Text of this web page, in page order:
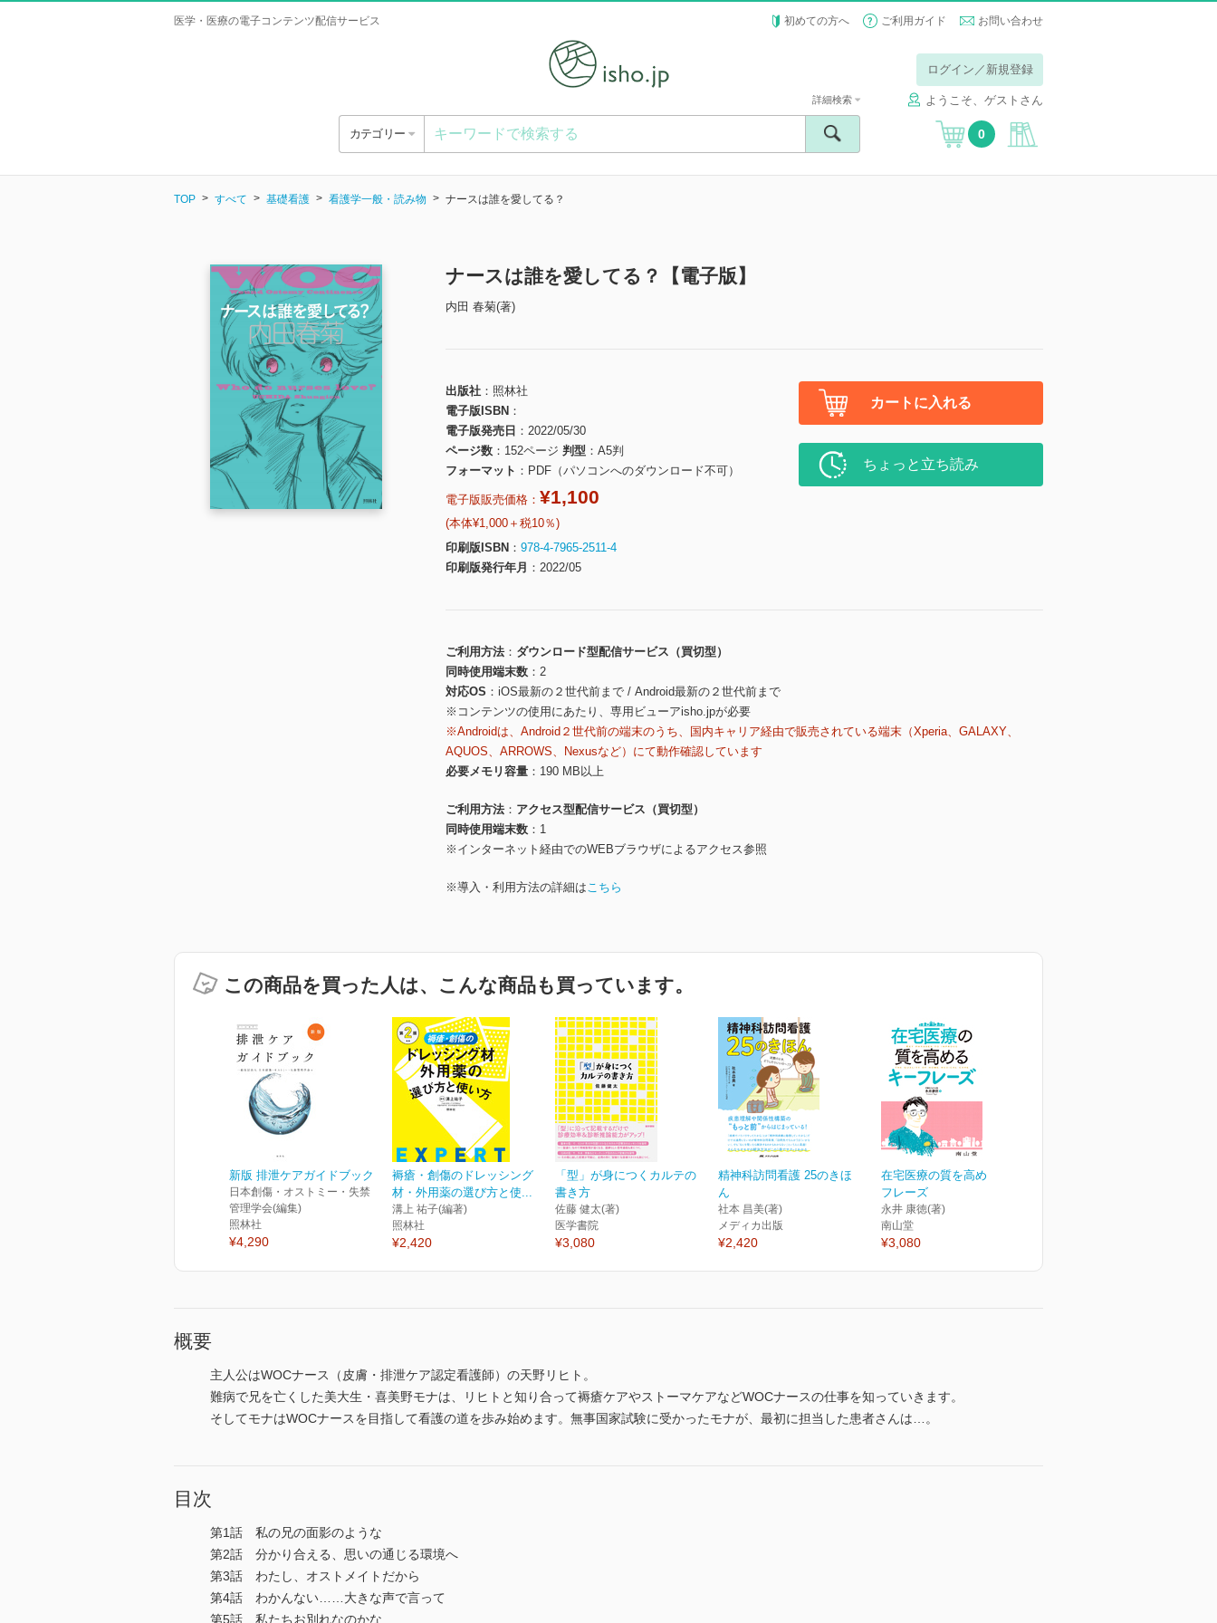
医学・医療の電子コンテンツ配信サービス 初めての方へ ご利用ガイド お問い合わせ
ログイン／新規登録
ようこそ、ゲストさん
カテゴリー
詳細検索
0
TOP すべて 基礎看護 看護学一般・読み物 ナースは誰を愛してる？
ナースは誰を愛してる？【電子版】
内田 春菊(著)
出版社
照林社
電子版ISBN
電子版発売日
2022/05/30
ページ数
152ページ 判型
A5判
フォーマット
PDF（パソコンへのダウンロード不可）
電子版販売価格： ¥1,100
(本体¥1,000＋税10％)
印刷版ISBN
978-4-7965-2511-4
印刷版発行年月
2022/05
カートに入れる
ちょっと立ち読み
ご利用方法
ダウンロード型配信サービス（買切型）
同時使用端末数
2
対応OS
iOS最新の２世代前まで / Android最新の２世代前まで
※コンテンツの使用にあたり、専用ビューアisho.jpが必要
※Androidは、Android２世代前の端末のうち、国内キャリア経由で販売されている端末（Xperia、GALAXY、
AQUOS、ARROWS、Nexusなど）にて動作確認しています
必要メモリ容量
190 MB以上
ご利用方法
アクセス型配信サービス（買切型）
同時使用端末数
1
※インターネット経由でのWEBブラウザによるアクセス参照
※導入・利用方法の詳細はこちら
この商品を買った人は、こんな商品も買っています。
新版 排泄ケアガイドブック
日本創傷・オストミー・失禁
管理学会(編集)
照林社
¥4,290
褥瘡・創傷のドレッシング
材・外用薬の選び方と使...
溝上 祐子(編著)
照林社
¥2,420
「型」が身につくカルテの
書き方
佐藤 健太(著)
医学書院
¥3,080
精神科訪問看護 25のきほ
ん
社本 昌美(著)
メディカ出版
¥2,420
在宅医療の質を高めるキー
フレーズ
永井 康徳(著)
南山堂
¥3,080
概要
主人公はWOCナース（皮膚・排泄ケア認定看護師）の天野リヒト。
難病で兄を亡くした美大生・喜美野モナは、リヒトと知り合って褥瘡ケアやストーマケアなどWOCナースの仕事を知っていきます。
そしてモナはWOCナースを目指して看護の道を歩み始めます。無事国家試験に受かったモナが、最初に担当した患者さんは…。
目次
第1話 私の兄の面影のような
第2話 分かり合える、思いの通じる環境へ
第3話 わたし、オストメイトだから
第4話 わかんない……大きな声で言って
第5話 私たちお別れなのかな